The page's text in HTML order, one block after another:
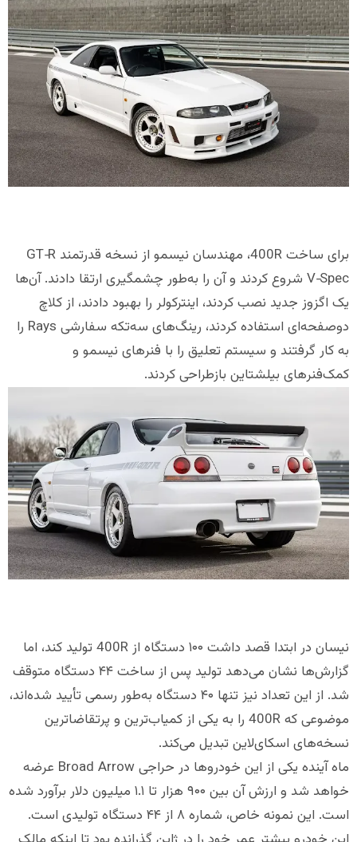
برای ساخت 400R، مهندسان نیسمو از نسخه قدرتمند GT‑R
V‑Spec شروع کردند و آن را به‌طور چشمگیری ارتقا دادند. آن‌ها
یک اگزوز جدید نصب کردند، اینترکولر را بهبود دادند، از کلاچ
دوصفحه‌ای استفاده کردند، رینگ‌های سه‌تکه سفارشی Rays را
به کار گرفتند و سیستم تعلیق را با فنرهای نیسمو و
کمک‌فنرهای بیلشتاین بازطراحی کردند.
نیسان در ابتدا قصد داشت ۱۰۰ دستگاه از 400R تولید کند، اما
گزارش‌ها نشان می‌دهد تولید پس از ساخت ۴۴ دستگاه متوقف
شد. از این تعداد نیز تنها ۴۰ دستگاه به‌طور رسمی تأیید شده‌اند،
موضوعی که 400R را به یکی از کمیاب‌ترین و پرتقاضاترین
نسخه‌های اسکای‌لاین تبدیل می‌کند.
ماه آینده یکی از این خودروها در حراجی Broad Arrow عرضه
خواهد شد و ارزش آن بین ۹۰۰ هزار تا ۱.۱ میلیون دلار برآورد شده
است. این نمونه خاص، شماره ۸ از ۴۴ دستگاه تولیدی است.